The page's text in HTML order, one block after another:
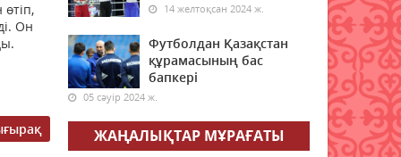
Он
жаңбыр жауады
05 тамыз 2026 ж.
Қазақстанда Қасым-Жомарт
Тоқаевтың 30 жыл ішінде
жинақталған кітап жарық
көрді
14 желтоқсан 2024 ж.
Футболдан Қазақстан
құрамасының бас
бапкері
05 сәуір 2024 ж.
ЖАҢАЛЫҚТАР МҰРАҒАТЫ